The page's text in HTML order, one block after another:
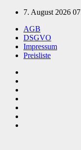
Zum
springen
7. August 2026
AGB
DSGVO
Impressum
Preisliste